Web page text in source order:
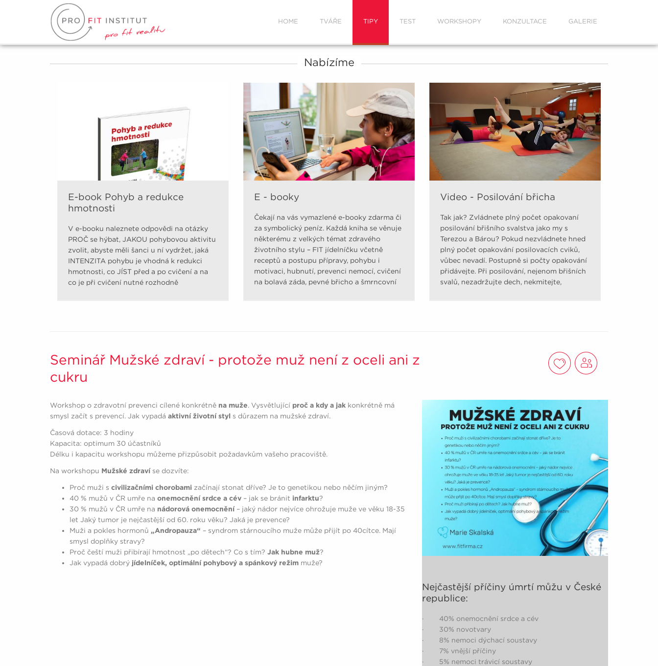
HOME TVÁŘE TIPY TEST WORKSHOPY KONZULTACE GALERIE
Nabízíme
E-book Pohyb a redukce
hmotnosti
V e-booku naleznete odpovědi na otázky
PROČ se hýbat, JAKOU pohybovou aktivitu
zvolit, abyste měli šanci u ní vydržet, jaká
INTENZITA pohybu je vhodná k redukci
hmotnosti, co JÍST před a po cvičení a na
co je při cvičení nutné rozhodně
E - booky
Čekají na vás vymazlené e-booky zdarma či
za symbolický peníz. Každá kniha se věnuje
některému z velkých témat zdravého
životního stylu – FIT jídelníčku včetně
receptů a postupu přípravy, pohybu i
motivaci, hubnutí, prevenci nemocí, cvičení
na bolavá záda, pevné břicho a šmrncovní
Video - Posilování břicha
Tak jak? Zvládnete plný počet opakovaní
posilování břišního svalstva jako my s
Terezou a Bárou? Pokud nezvládnete hned
plný počet opakování posilovacích cviků,
vůbec nevadí. Postupně si počty opakování
přidávejte. Při posilování, nejenom břišních
svalů, nezadržujte dech, nekmitejte,
Seminář Mužské zdraví - protože muž není z oceli ani z
cukru
Workshop o zdravotní prevenci cílené konkrétně na muže. Vysvětlující proč a kdy a jak konkrétně má
smysl začít s prevencí. Jak vypadá aktivní životní styl s důrazem na mužské zdraví.
Časová dotace: 3 hodiny
Kapacita: optimum 30 účastníků
Délku i kapacitu workshopu můžeme přizpůsobit požadavkům vašeho pracoviště.
Na workshopu Mužské zdravíse dozvíte:
Proč muži s civilizačními chorobami začínají stonat dříve? Je to genetikou nebo něčím jiným?
40 % mužů v ČR umře na onemocnění srdce a cév – jak se bránit infarktu?
30 % mužů v ČR umře na nádorová onemocnění– jaký nádor nejvíce ohrožuje muže ve věku 18-35
let Jaký tumor je nejčastější od 60. roku věku? Jaká je prevence?
Muži a pokles hormonů „Andropauza“ – syndrom stárnoucího muže může přijít po 40cítce. Mají
smysl doplňky stravy?
Proč čeští muži přibírají hmotnost „po dětech“? Co s tím? Jak hubne muž?
Jak vypadá dobrý jídelníček, optimální pohybový a spánkový režim muže?
Nejčastější příčiny úmrtí můžu v České
republice:
· 40% onemocnění srdce a cév
· 30% novotvary
· 8% nemoci dýchací soustavy
· 7% vnější příčiny
· 5% nemoci trávicí soustavy